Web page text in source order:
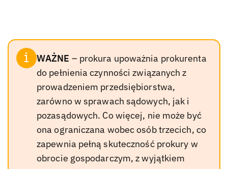
WAŻNE – prokura upoważnia prokurenta
do pełnienia czynności związanych z
prowadzeniem przedsiębiorstwa,
zarówno w sprawach sądowych, jak i
pozasądowych. Co więcej, nie może być
ona ograniczana wobec osób trzecich, co
zapewnia pełną skuteczność prokury w
obrocie gospodarczym, z wyjątkiem